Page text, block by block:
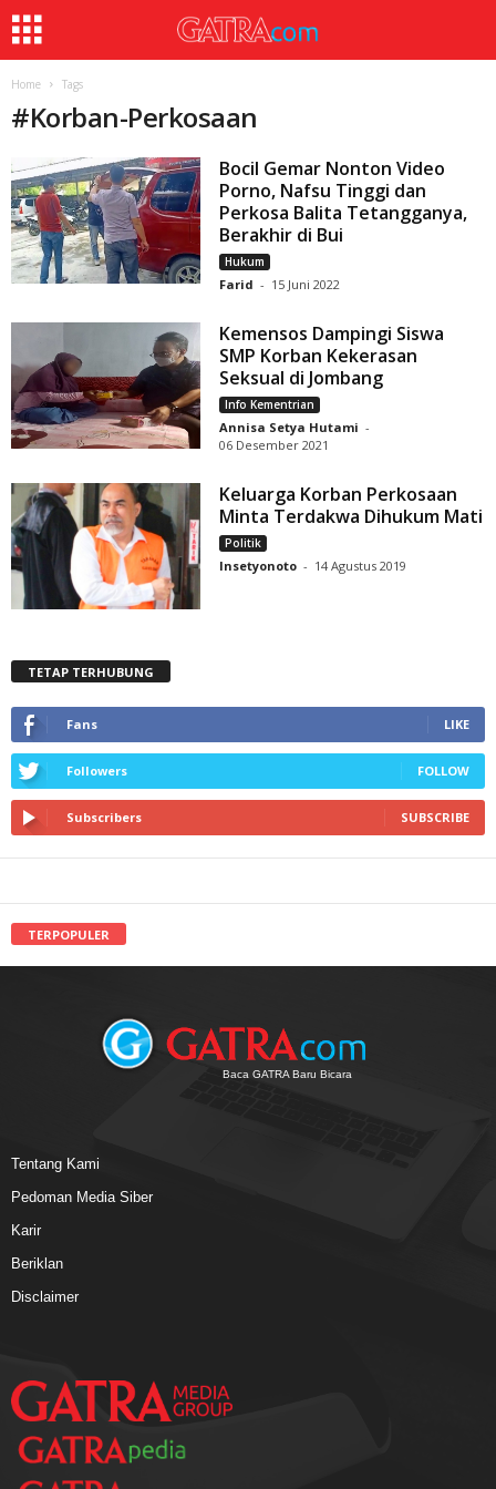
Home Tags
#Korban-Perkosaan
Bocil Gemar Nonton Video
Porno, Nafsu Tinggi dan
Perkosa Balita Tetangganya,
Berakhir di Bui
Hukum
Farid - 15 Juni 2022
Kemensos Dampingi Siswa
SMP Korban Kekerasan
Seksual di Jombang
Info Kementrian
Annisa Setya Hutami -
06 Desember 2021
Keluarga Korban Perkosaan
Minta Terdakwa Dihukum Mati
Politik
Insetyonoto - 14 Agustus 2019
TETAP TERHUBUNG
Fans LIKE
Followers FOLLOW
Subscribers SUBSCRIBE
TERPOPULER
Baca GATRA Baru Bicara
Tentang Kami
Pedoman Media Siber
Karir
Beriklan
Disclaimer